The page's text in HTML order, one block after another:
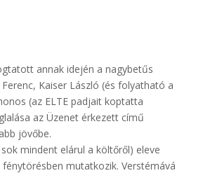
annak idején a nagybetűs
Kaiser László (és folyatható a
(az ELTE padjait koptatta
az Üzenet érkezett című
jövőbe.
mindent elárul a költőről) eleve
mutatkozik. Verstémává